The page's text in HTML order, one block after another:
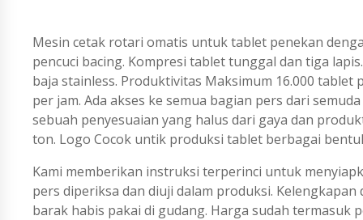
Mesin cetak rotari omatis untuk tablet penekan
pencuci bacing. Kompresi tablet tunggal dan tiga
baja stainless. Produktivitas Maksimum 16.000
per jam. Ada akses ke semua bagian pers dari
sebuah penyesuaian yang halus dari gaya dan
ton. Logo Cocok untik produksi tablet berbagai
Kami memberikan instruksi terperinci untuk
pers diperiksa dan diuji dalam produksi.
barak habis pakai di gudang. Harga sudah termasuk